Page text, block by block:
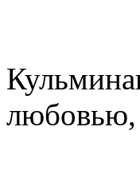
любовью,